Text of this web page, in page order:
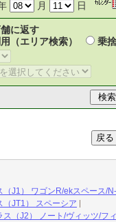
月 日
に返す
（エリア検索）
乗
J1） ワゴンR/ekスペース/
（JT1） スペーシア
ス（J2） ノート/ヴィッツ/